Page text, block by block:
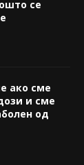
се
ако сме
и сме
од